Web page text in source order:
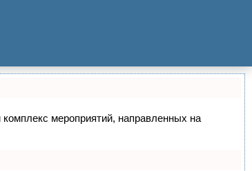
мероприятий, направленных на